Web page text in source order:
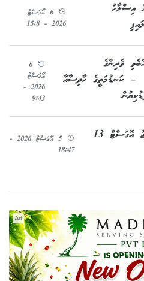
އިސްލާހު
6 އޯގަސްޓު
2026 - 15:8
ވެރިންގެ
– ކަނޑުމަތީގެ ހާދިސާއާ
6
އޯގަސްޓު
2026 -
9:43
އެމްޑީޕީގެ ދަތިވެއްޖެ އިހުތިޖާޖު އޮގަސްޓް 13
5 އޯގަސްޓު 2026 -
18:47
Ad